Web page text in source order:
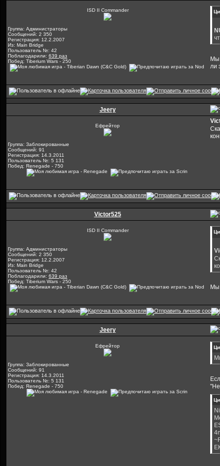
ISD II Commander
Группа: Администраторы
Сообщений: 2 350
Регистрация: 12.2.2007
Из: Main Bridge
Пользователь №: 42
Поблагодарили: 639 раз
Побед: Tiberium Wars - 250
Мы
ли
Jeery
Ефрейтор
Группа: Заблокированные
Сообщений: 91
Регистрация: 14.3.2011
Пользователь №: 5 131
Побед: Renegade - 750
Victor525
ISD II Commander
Группа: Администраторы
Сообщений: 2 350
Регистрация: 12.2.2007
Из: Main Bridge
Пользователь №: 42
Поблагодарили: 639 раз
Побед: Tiberium Wars - 250
Мы
Jeery
Ефрейтор
Группа: Заблокированные
Сообщений: 91
Регистрация: 14.3.2011
Пользователь №: 5 131
Побед: Renegade - 750